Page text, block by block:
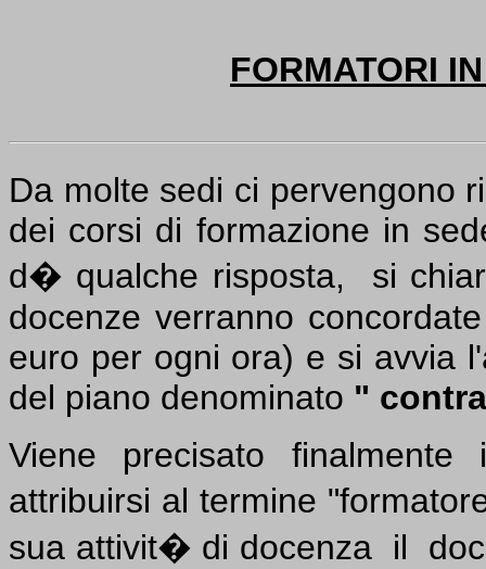
FORMATORI
Da molte sedi ci pervengono
dei corsi di formazione in
d� qualche risposta,
si
docenze verranno
euro per ogni ora) e si avvia
del piano denominato "
Viene precisato
attribuirsi al termine
sua attivit� di docenza il